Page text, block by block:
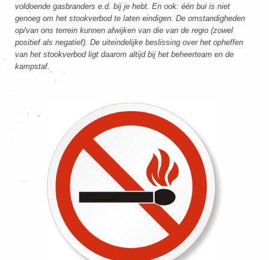
voldoende gasbranders e.d. bij je hebt. En ook: één bui is niet
genoeg om het stookverbod te laten eindigen. De omstandigheden
op/van ons terrein kunnen afwijken van die van de regio (zowel
positief als negatief). De uiteindelijke beslissing over het opheffen
van het stookverbod ligt daarom altijd bij het beheerteam en de
kampstaf.